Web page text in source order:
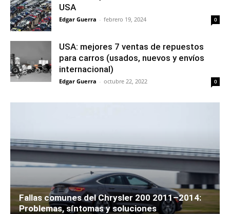
USA
Edgar Guerra - febrero 19, 2024 0
USA: mejores 7 ventas de repuestos
para carros (usados, nuevos y envíos
internacional)
Edgar Guerra - octubre 22, 2022 0
Fallas comunes del Chrysler 200 2011–2014:
Problemas, síntomas y soluciones